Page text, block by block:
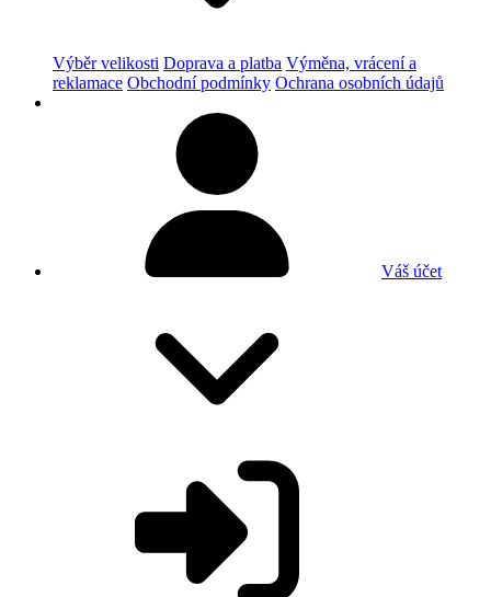
Výběr velikosti Doprava a platba Výměna, vrácení a
reklamace Obchodní podmínky Ochrana osobních údajů
Váš účet